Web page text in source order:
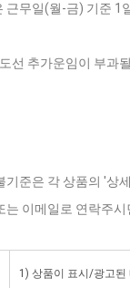
무일(월-금) 기준
선 추가운임이 부과
준은 각 상품의 '상
이메일로 연락주
1) 상품이 표시/광고된